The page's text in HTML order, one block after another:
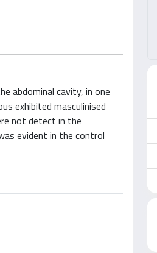
abdominal cavity, in one
exhibited masculinised
not detect in the
evident in the control